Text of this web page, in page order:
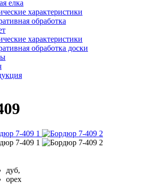
елка
характеристики
обработка
характеристики
обработка доски
дуб,
орех